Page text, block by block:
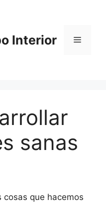
Interior Menú
sanas
cosas que hacemos